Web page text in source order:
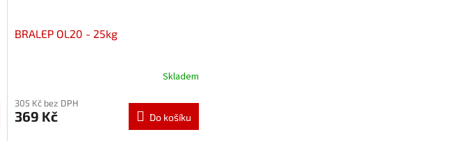
BRALEP OL20 - 25kg
Skladem
305 Kč bez DPH
369 Kč Do košíku